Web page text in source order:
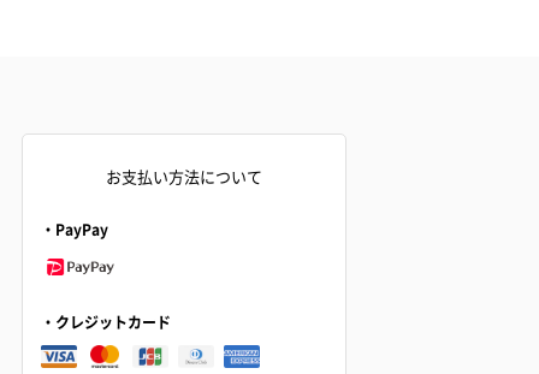
お支払い方法について
・PayPay
・クレジットカード